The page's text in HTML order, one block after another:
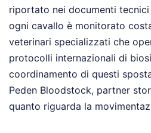
riportato nei documenti
ogni cavallo è monitorato
veterinari specializzati che
protocolli internazionali di
coordinamento di questi
Peden Bloodstock, partner
quanto riguarda la